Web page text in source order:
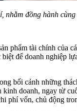
đồng hành
tài chính của
để doanh
bối cảnh những
doanh, ngay từ
phí vốn, chủ động